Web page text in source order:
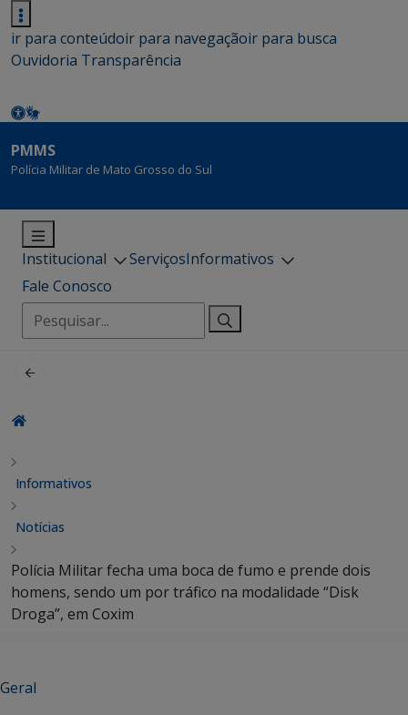
ir para conteúdoir para navegaçãoir para busca
Ouvidoria Transparência
PMMS
Polícia Militar de Mato Grosso do Sul
Institucional ServiçosInformativos
Fale Conosco
Pesquisar
por:
Informativos
Notícias
Polícia Militar fecha uma boca de fumo e prende dois
homens, sendo um por tráfico na modalidade “Disk
Droga”, em Coxim
Geral